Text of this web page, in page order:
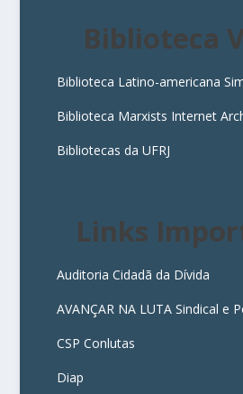
Biblioteca
Biblioteca Latino-americana
Biblioteca Marxists Internet
Bibliotecas da UFRJ
Links
Auditoria Cidadã da Dívida
AVANÇAR NA LUTA Sindical e
CSP Conlutas
Diap